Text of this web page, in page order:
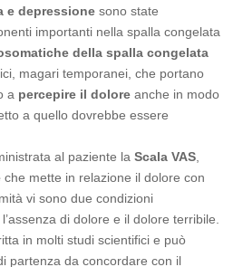
e depressione sono state
importanti nella spalla congelata
della spalla congelata
magari temporanei, che portano
a percepire il dolore anche in modo
a quello dovrebbe essere
al paziente laScala VAS
che mette in relazione il dolore con
vi sono due condizioni
di dolore e il dolore terribile.
in molti studi scientifici e può
partenza da concordare con il